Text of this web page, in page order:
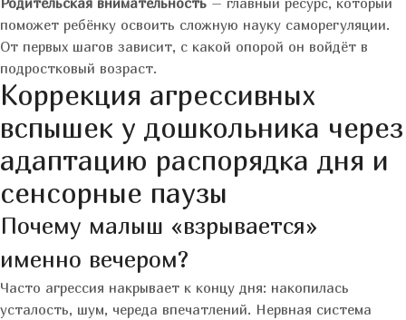
поможет ребёнку освоить сложную науку саморегуляции.
От первых шагов зависит, с какой опорой он войдёт в
подростковый возраст.
Коррекция агрессивных
вспышек у дошкольника через
адаптацию распорядка дня и
сенсорные паузы
Почему малыш «взрывается»
именно вечером?
Часто агрессия накрывает к концу дня: накопилась
усталость, шум, череда впечатлений. Нервная система